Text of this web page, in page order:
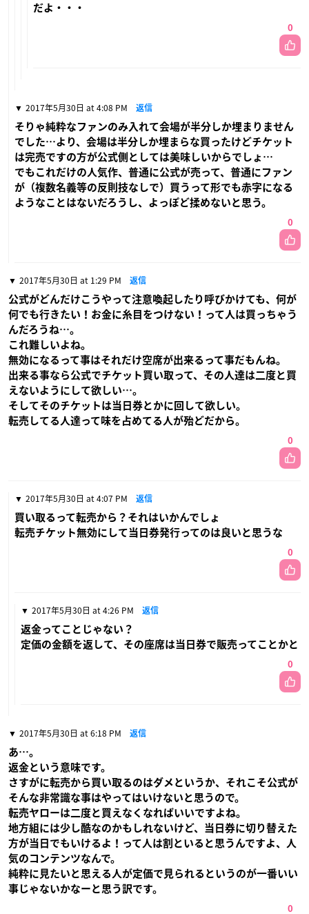
だよ・・・
0
2017年5月30日 at 4:08 PM 返信
そりゃ純粋なファンのみ入れて会場が半分しか埋まりません
でした…より、会場は半分しか埋まらな買ったけどチケット
は完売ですの方が公式側としては美味しいからでしょ…
でもこれだけの人気作、普通に公式が売って、普通にファン
が（複数名義等の反則技なしで）買うって形でも赤字になる
ようなことはないだろうし、よっぽど揉めないと思う。
0
2017年5月30日 at 1:29 PM 返信
公式がどんだけこうやって注意喚起したり呼びかけても、何が
何でも行きたい！お金に糸目をつけない！って人は買っちゃう
んだろうね…。
これ難しいよね。
無効になるって事はそれだけ空席が出来るって事だもんね。
出来る事なら公式でチケット買い取って、その人達は二度と買
えないようにして欲しい…。
そしてそのチケットは当日券とかに回して欲しい。
転売してる人達って味を占めてる人が殆どだから。
0
2017年5月30日 at 4:07 PM 返信
買い取るって転売から？それはいかんでしょ
転売チケット無効にして当日券発行ってのは良いと思うな
0
2017年5月30日 at 4:26 PM 返信
返金ってことじゃない？
定価の金額を返して、その座席は当日券で販売ってことかと
0
2017年5月30日 at 6:18 PM 返信
あ…。
返金という意味です。
さすがに転売から買い取るのはダメというか、それこそ公式が
そんな非常識な事はやってはいけないと思うので。
転売ヤローは二度と買えなくなればいいですよね。
地方組には少し酷なのかもしれないけど、当日券に切り替えた
方が当日でもいけるよ！って人は割といると思うんですよ、人
気のコンテンツなんで。
純粋に見たいと思える人が定価で見られるというのが一番いい
事じゃないかなーと思う訳です。
0